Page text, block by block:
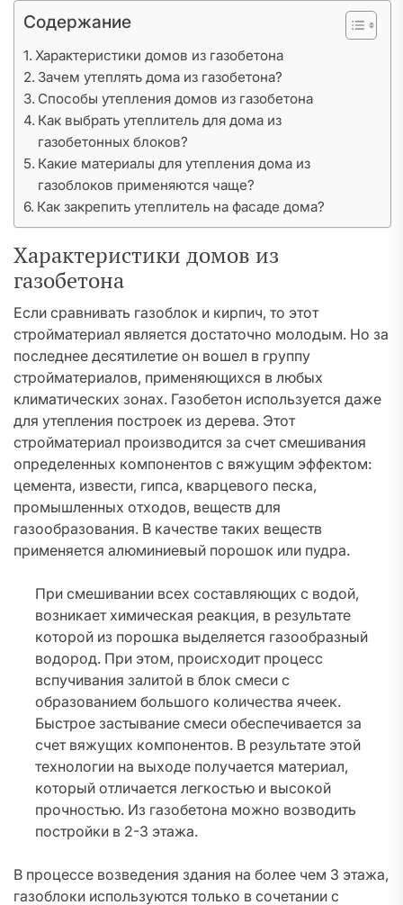
Содержание
Характеристики домов из газобетона
Зачем утеплять дома из газобетона?
Способы утепления домов из газобетона
Как выбрать утеплитель для дома из
газобетонных блоков?
Какие материалы для утепления дома из
газоблоков применяются чаще?
Как закрепить утеплитель на фасаде дома?
Характеристики домов из
газобетона
Если сравнивать газоблок и кирпич, то этот
стройматериал является достаточно молодым. Но за
последнее десятилетие он вошел в группу
стройматериалов, применяющихся в любых
климатических зонах. Газобетон используется даже
для утепления построек из дерева. Этот
стройматериал производится за счет смешивания
определенных компонентов с вяжущим эффектом:
цемента, извести, гипса, кварцевого песка,
промышленных отходов, веществ для
газообразования. В качестве таких веществ
применяется алюминиевый порошок или пудра.
При смешивании всех составляющих с водой,
возникает химическая реакция, в результате
которой из порошка выделяется газообразный
водород. При этом, происходит процесс
вспучивания залитой в блок смеси с
образованием большого количества ячеек.
Быстрое застывание смеси обеспечивается за
счет вяжущих компонентов. В результате этой
технологии на выходе получается материал,
который отличается легкостью и высокой
прочностью. Из газобетона можно возводить
постройки в 2-3 этажа.
В процессе возведения здания на более чем 3 этажа,
газоблоки используются только в сочетании с